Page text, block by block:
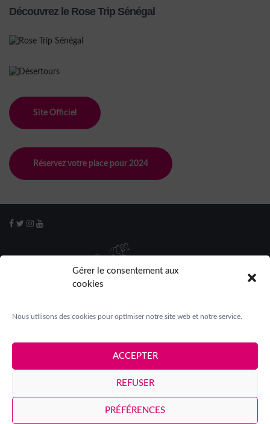
Gérer le consentement aux
cookies
Nous utilisons des cookies pour optimiser notre site web et notre service.
ACCEPTER
REFUSER
PRÉFÉRENCES
Découvrez le Rose Trip Sénégal
Site Officiel
Réservez votre place pour 2024
Mentions légales | Crédits | Contact | Espace presse |